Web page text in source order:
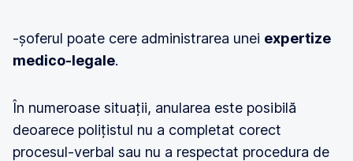
-șoferul poate cere administrarea unei expertize
medico-legale.
În numeroase situații, anularea este posibilă
deoarece polițistul nu a completat corect
procesul-verbal sau nu a respectat procedura de